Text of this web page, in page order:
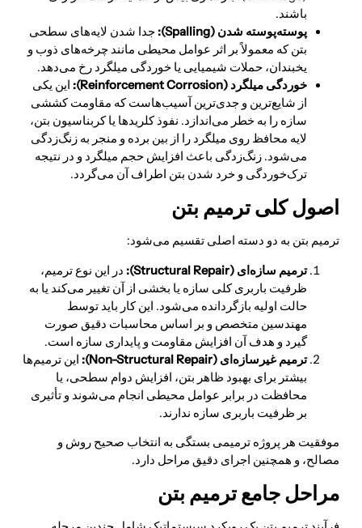
باشند.
پوسته‌پوسته شدن (Spalling
): جدا شدن لایه‌های سطحی
بتن که معمولاً بر اثر عوامل محیطی مانند چرخه‌های ذوب و
یخبندان، حملات شیمیایی یا خوردگی میلگرد رخ می‌دهد.
خوردگی میلگرد (Reinforcement Corrosion
): این یکی
از شایع‌ترین و جدی‌ترین آسیب‌هاست که مقاومت کششی
سازه را به خطر می‌اندازد. نفوذ کلریدها یا کربناسیون بتن،
لایه محافظ روی میلگرد را از بین برده و منجر به زنگ‌زدگی
می‌شود. زنگ‌زدگی باعث افزایش حجم میلگرد و در نتیجه
ترک‌خوردگی و خرد شدن بتن اطراف آن می‌گردد.
اصول کلی ترمیم بتن
ترمیم بتن به دو دسته اصلی تقسیم می‌شود:
ترمیم سازه‌ای (Structural Repair
): در این نوع ترمیم،
ظرفیت باربری کلی سازه یا بخشی از آن تغییر می‌کند یا به
حالت اولیه بازگردانده می‌شود. این کار باید توسط
مهندسین متخصص و بر اساس محاسبات دقیق صورت
گیرد و هدف آن افزایش مقاومت و پایداری سازه است.
ترمیم غیرسازه‌ای (Non-Structural Repair
): این ترمیم‌ها
بیشتر برای بهبود ظاهر بتن، افزایش دوام سطحی، یا
محافظت در برابر عوامل محیطی انجام می‌شوند و تأثیری
بر ظرفیت باربری سازه ندارند.
موفقیت هر پروژه ترمیمی بستگی به انتخاب صحیح روش و
مصالح، و همچنین اجرای دقیق مراحل دارد.
مراحل جامع ترمیم بتن